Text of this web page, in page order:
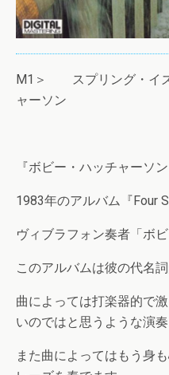
M1＞ スプリング・イ
ャーソン
『ボビー・ハッチャーソン
1983年のアルバム『Four
ヴィブラフォン奏者「ボ
このアルバムは彼の代名詞
曲によっては打楽器的で
いのではと思うような演奏
また曲によってはもう身